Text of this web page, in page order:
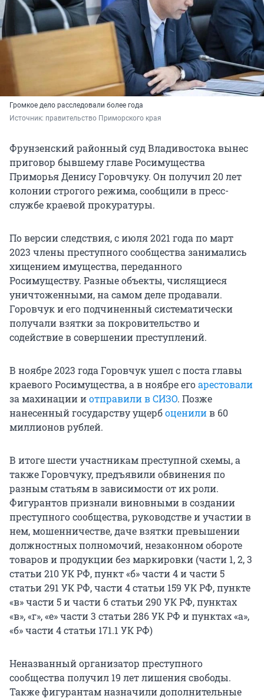
Громкое дело расследовали более года
Источник: правительство Приморского края
Фрунзенский районный суд Владивостока вынес
приговор бывшему главе Росимущества
Приморья Денису Горовчуку. Он получил 20 лет
колонии строгого режима, сообщили в пресс-
службе краевой прокуратуры.
По версии следствия, с июля 2021 года по март
2023 члены преступного сообщества занимались
хищением имущества, переданного
Росимуществу. Разные объекты, числящиеся
уничтоженными, на самом деле продавали.
Горовчук и его подчиненный систематически
получали взятки за покровительство и
содействие в совершении преступлений.
В ноябре 2023 года Горовчук ушел с поста главы
краевого Росимущества, а в ноябре егоарестовали
за махинации иотправили в СИЗО. Позже
нанесенный государству ущербоценилив 60
миллионов рублей.
В итоге шести участникам преступной схемы, а
также Горовчуку, предъявили обвинения по
разным статьям в зависимости от их роли.
Фигурантов признали виновными в создании
преступного сообщества, руководстве и участии в
нем, мошенничестве, даче взятки превышении
должностных полномочий, незаконном обороте
товаров и продукции без маркировки (части 1, 2, 3
статьи 210 УК РФ, пункт «б» части 4 и части 5
статьи 291 УК РФ, части 4 статьи 159 УК РФ, пункте
«в» части 5 и части 6 статьи 290 УК РФ, пунктах
«в», «г», «е» части 3 статьи 286 УК РФ и пунктах «а»,
«б» части 4 статьи 171.1 УК РФ)
Неназванный организатор преступного
сообщества получил 19 лет лишения свободы.
Также фигурантам назначили дополнительные